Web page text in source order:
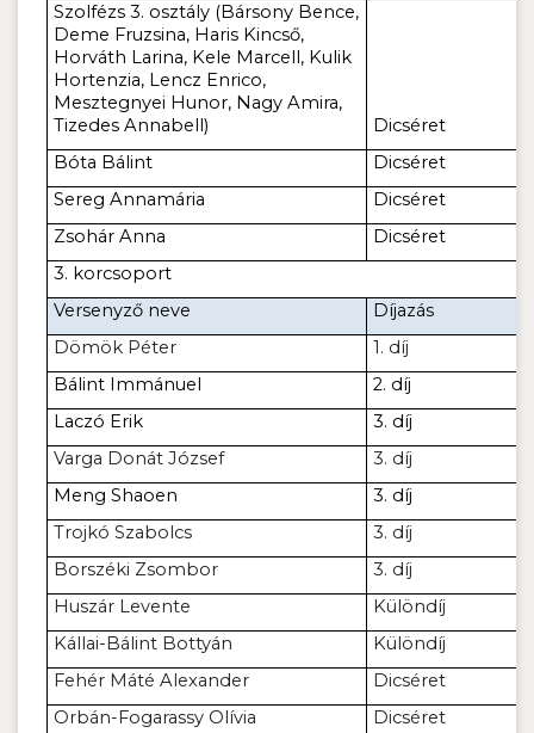
Szolfézs 3. osztály (Bársony Bence,
Deme Fruzsina, Haris Kincső,
Horváth Larina, Kele Marcell, Kulik
Hortenzia, Lencz Enrico,
Mesztegnyei Hunor, Nagy Amira,
Tizedes Annabell)
Dicséret
Bóta Bálint
Dicséret
Sereg Annamária
Dicséret
Zsohár Anna
Dicséret
3. korcsoport
Versenyző neve
Díjazás
Dömök Péter
1. díj
Bálint Immánuel
2. díj
Laczó Erik
3. díj
Varga Donát József
3. díj
Meng Shaoen
3. díj
Trojkó Szabolcs
3. díj
Borszéki Zsombor
3. díj
Huszár Levente
Különdíj
Kállai-Bálint Bottyán
Különdíj
Fehér Máté Alexander
Dicséret
Orbán-Fogarassy Olívia
Dicséret